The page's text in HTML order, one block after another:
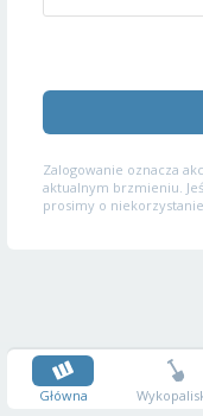
Zalogowanie oznacza
aktualnym brzmieniu.
prosimy o
Główna